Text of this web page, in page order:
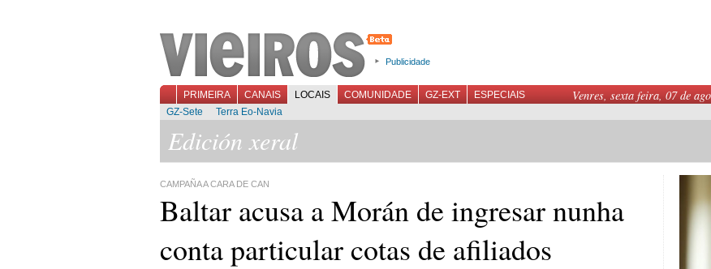
Publicidade
Venres, sexta feira, 07 de
PRIMEIRA CANAIS LOCAIS COMUNIDADE GZ-EXT
ESPECIAIS
GZ-Sete
Terra Eo-Navia
Edición xeral
CAMPAÑA A CARA DE CAN
Baltar acusa a Morán de ingresar nunha
conta particular cotas de afiliados